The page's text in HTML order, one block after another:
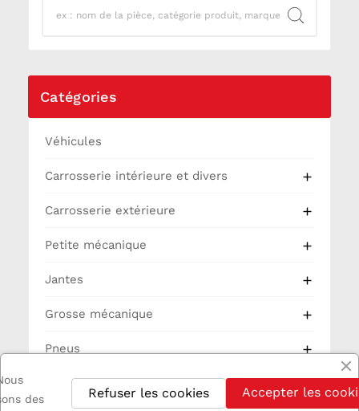
Catégories
Véhicules
Carrosserie intérieure et divers 
Carrosserie extérieure 
Petite mécanique 
Jantes 
Grosse mécanique 
Pneus 
Partie Cycle
des
Accepter les
Refuser les cookies